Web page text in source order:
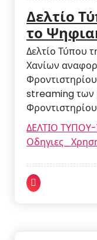
Δελτίο
το
και
live
Δελτίο Τύπου
Χανίων
streaming των
Φροντιστηρίου
ΔΕΛΤΙΟ ΤΥΠΟΥ-